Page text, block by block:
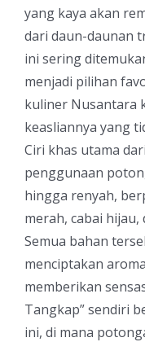
yang kaya akan
dari daun-daunan
ini sering
menjadi pilihan
kuliner Nusantara
keasliannya yang
Ciri khas utama
penggunaan
hingga renyah,
merah, cabai
Semua bahan
menciptakan
memberikan
Tangkap” sendiri
ini, di mana